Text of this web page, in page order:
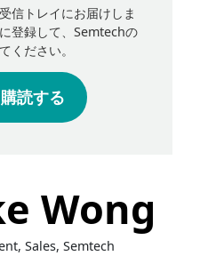
信トレイにお届けしま
登録して、Semtechの
ください。
読する
Wong
Sales, Semtech